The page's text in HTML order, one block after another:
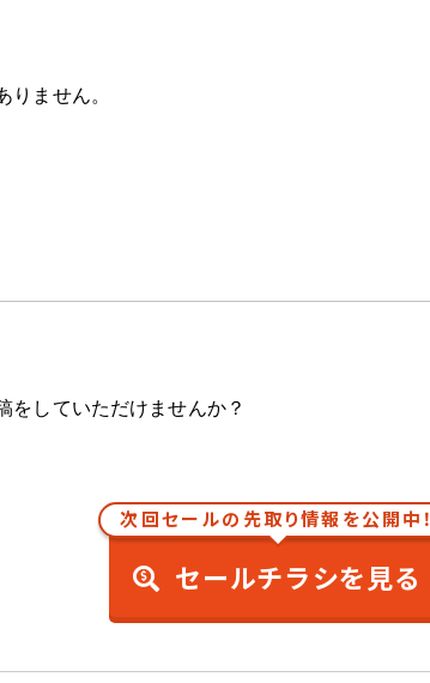
りません。
をしていただけませんか？
次回セールの先取り情報を公開中！
セールチラシを見る